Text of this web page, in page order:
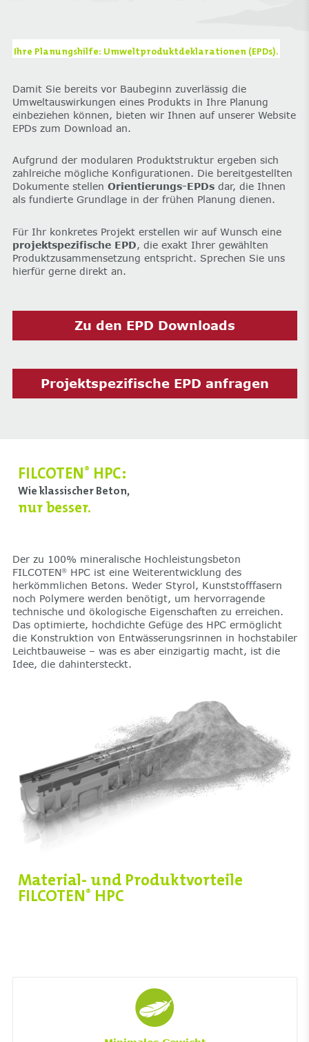
Ihre Planungshilfe: Umweltproduktdeklarationen (EPDs).
Damit Sie bereits vor Baubeginn zuverlässig die
Umweltauswirkungen eines Produkts in Ihre Planung
einbeziehen können, bieten wir Ihnen auf unserer Website
EPDs zum Download an.
Aufgrund der modularen Produktstruktur ergeben sich
zahlreiche mögliche Konfigurationen. Die bereitgestellten
Dokumente stellen Orientierungs-EPDsdar, die Ihnen
als fundierte Grundlage in der frühen Planung dienen.
Für Ihr konkretes Projekt erstellen wir auf Wunsch eine
projektspezifische EPD, die exakt Ihrer gewählten
Produktzusammensetzung entspricht. Sprechen Sie uns
hierfür gerne direkt an.
Zu den EPD Downloads
Projektspezifische EPD anfragen
FILCOTEN® HPC:
Wie klassischer Beton,
nur besser.
Der zu 100% mineralische Hochleistungsbeton
FILCOTEN®HPC ist eine Weiterentwicklung des
herkömmlichen Betons. Weder Styrol, Kunststofffasern
noch Polymere werden benötigt, um hervorragende
technische und ökologische Eigenschaften zu erreichen.
Das optimierte, hochdichte Gefüge des HPC ermöglicht
die Konstruktion von Entwässerungsrinnen in hochstabiler
Leichtbauweise – was es aber einzigartig macht, ist die
Idee, die dahintersteckt.
Material- und Produktvorteile
FILCOTEN® HPC